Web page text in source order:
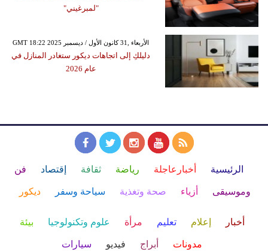
"لمبرغيني"
GMT 18:22 2025 الأربعاء ,31 كانون الأول / ديسمبر
دليلكِ إلى اتجاهات ديكور ستغادر المنازل في
عام 2026
الرئيسية أخبارعاجلة رياضة ثقافة إقتصاد فن
وموسيقى أزياء صحة وتغذية سياحة وسفر ديكور
أخبار إعلام تعليم مرأة علوم وتكنولوجيا بيئة
مدونات أبراج فيديو سيارات